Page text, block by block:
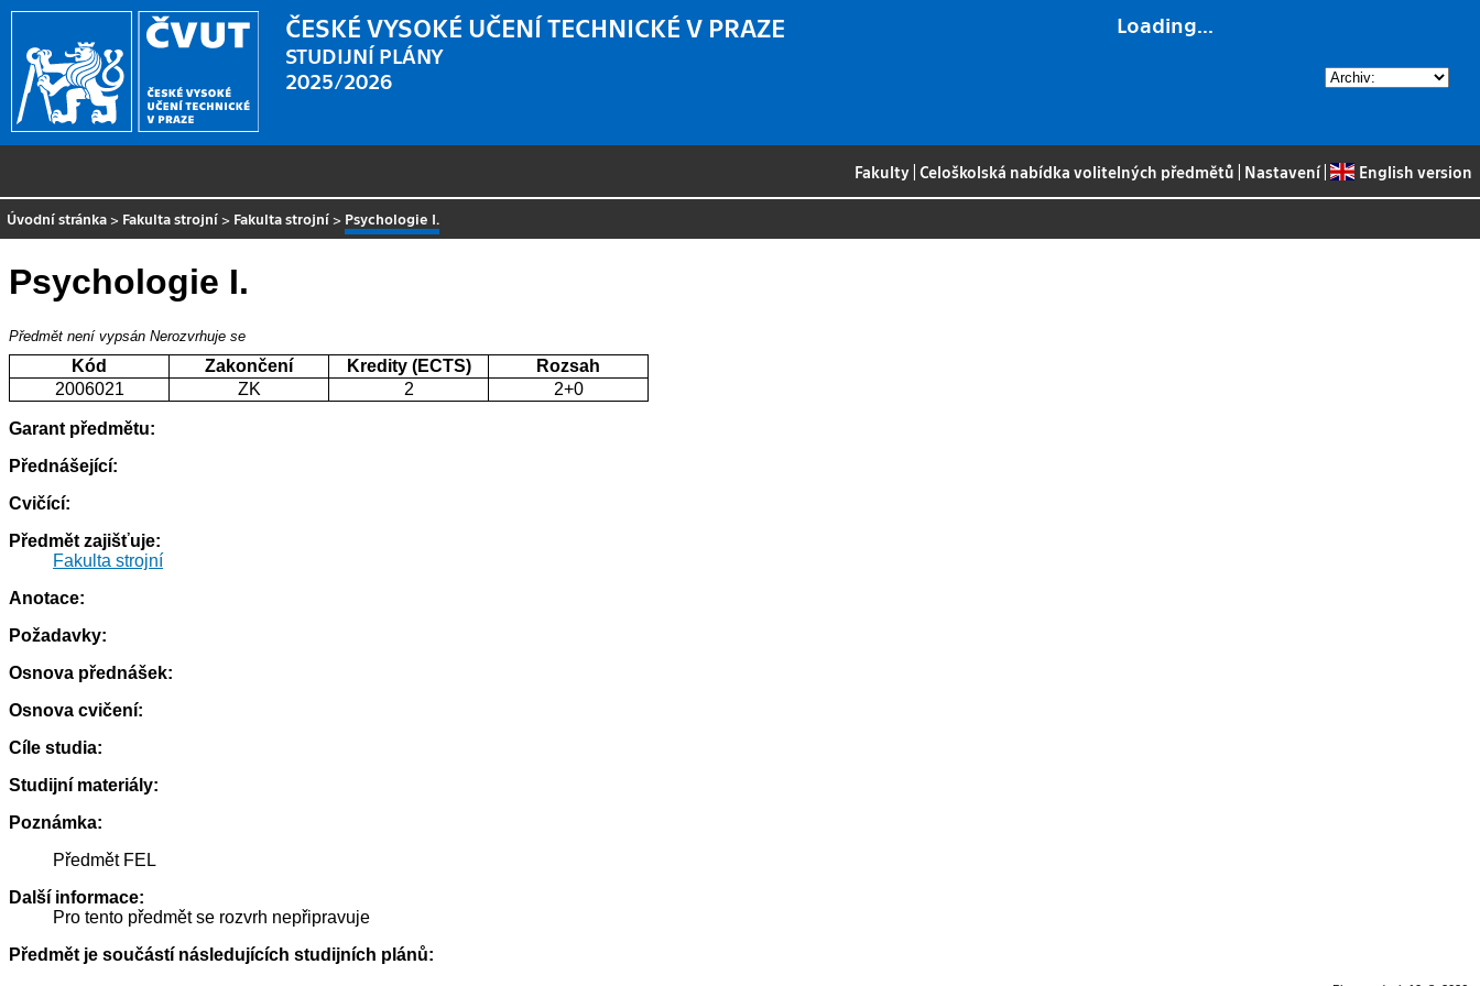
Loading...
ČESKÉ VYSOKÉ UČENÍ TECHNICKÉ V PRAZE
STUDIJNÍ PLÁNY
2025/2026
Fakulty |Celoškolská nabídka volitelných předmětů Nastavení| English version
Úvodní stránka > Fakulta strojní > Fakulta strojní > Psychologie I.
Psychologie I.
Předmět není vypsán Nerozvrhuje se
Kód Zakončení Kredity (ECTS)
Rozsah
2006021
ZK 2 2+0
Garant předmětu:
Přednášející:
Cvičící:
Předmět zajišťuje:
Fakulta strojní
Anotace:
Požadavky:
Osnova přednášek:
Osnova cvičení:
Cíle studia:
Studijní materiály:
Poznámka:
Předmět FEL
Další informace:
Pro tento předmět se rozvrh nepřipravuje
Předmět je součástí následujících studijních plánů: